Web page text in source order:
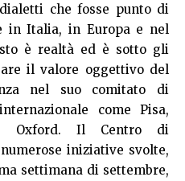
che fosse punto di
in Italia, in Europa e nel
è realtà ed è sotto gli
il valore oggettivo del
nel suo comitato di
come Pisa,
Oxford. Il Centro di
iniziative svolte,
settimana di settembre,